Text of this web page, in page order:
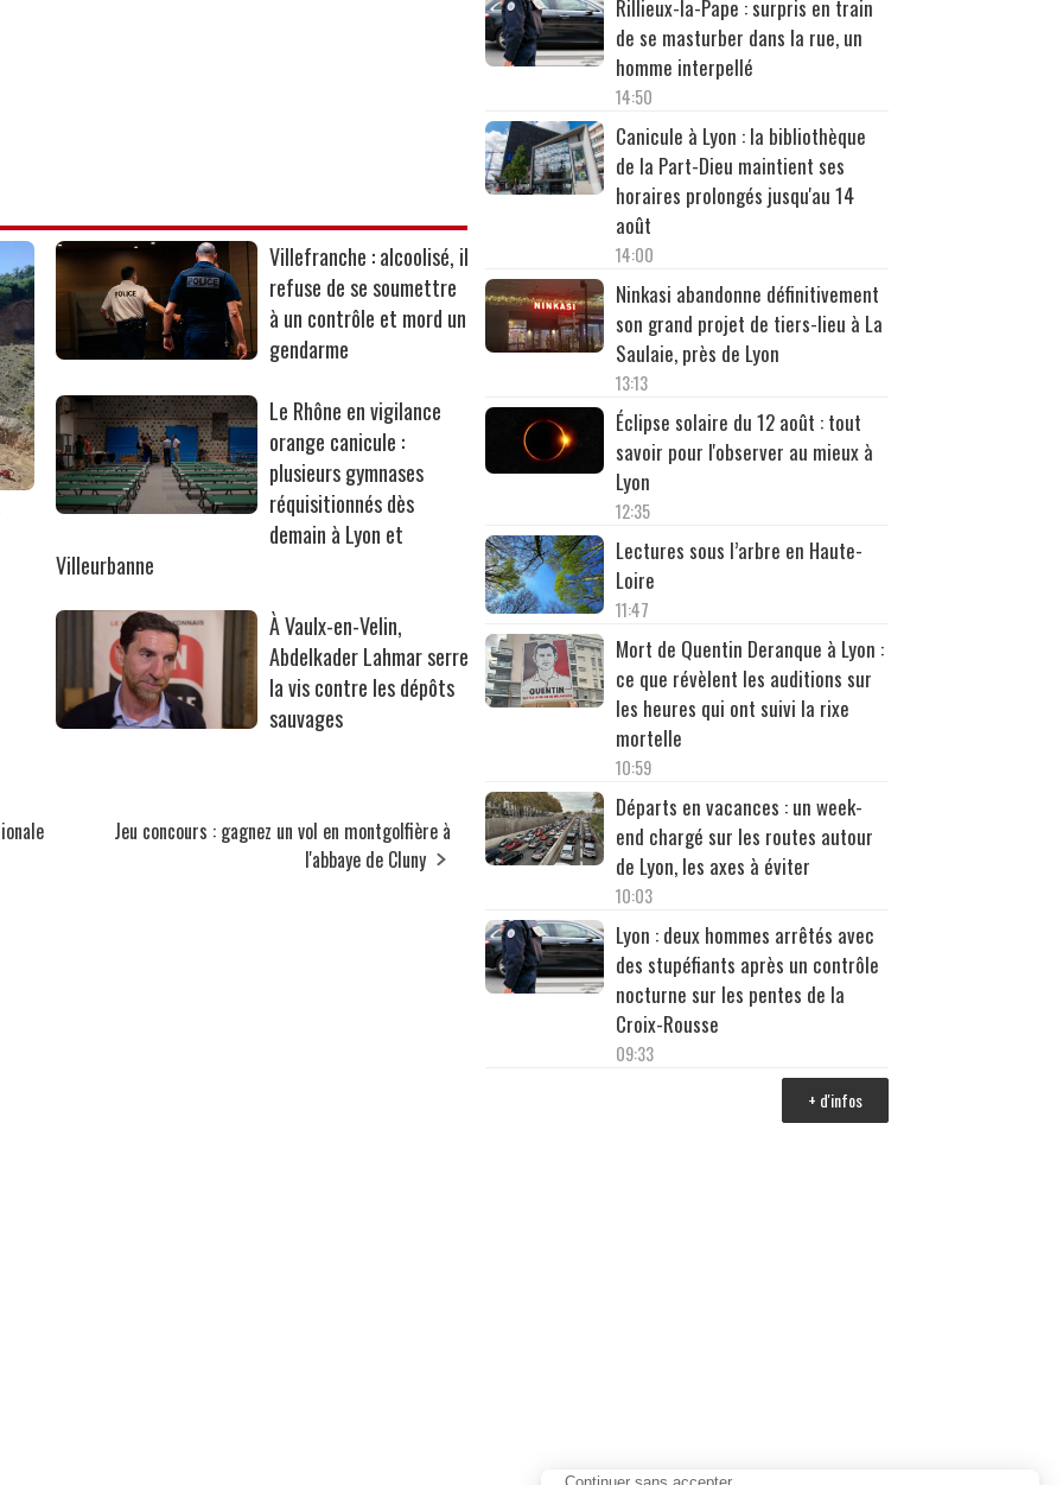
Villefranche : alcoolisé, il
refuse de se soumettre
à un contrôle et mord un
gendarme
Le Rhône en vigilance
orange canicule :
plusieurs gymnases
réquisitionnés dès
demain à Lyon et
Villeurbanne
À Vaulx-en-Velin,
Abdelkader Lahmar serre
la vis contre les dépôts
sauvages
Jeu concours : gagnez un vol en montgolfière à
l'abbaye de Cluny
Rillieux-la-Pape : surpris en train
de se masturber dans la rue, un
homme interpellé
14:50
Canicule à Lyon : la bibliothèque
de la Part-Dieu maintient ses
horaires prolongés jusqu'au 14
août
14:00
Ninkasi abandonne définitivement
son grand projet de tiers-lieu à La
Saulaie, près de Lyon
13:13
Éclipse solaire du 12 août : tout
savoir pour l'observer au mieux à
Lyon
12:35
Lectures sous l’arbre en Haute-
Loire
11:47
Mort de Quentin Deranque à Lyon :
ce que révèlent les auditions sur
les heures qui ont suivi la rixe
mortelle
10:59
Départs en vacances : un week-
end chargé sur les routes autour
de Lyon, les axes à éviter
10:03
Lyon : deux hommes arrêtés avec
des stupéfiants après un contrôle
nocturne sur les pentes de la
Croix-Rousse
09:33
+ d'infos